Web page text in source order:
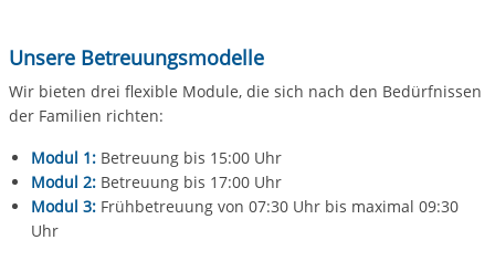
Unsere Betreuungsmodelle
Wir bieten drei flexible Module, die sich nach den Bedürfnissen
der Familien richten:
Modul 1: Betreuung bis 15:00 Uhr
Modul 2:Betreuung bis 17:00 Uhr
Modul 3: Frühbetreuung von 07:30 Uhr bis maximal 09:30
Uhr